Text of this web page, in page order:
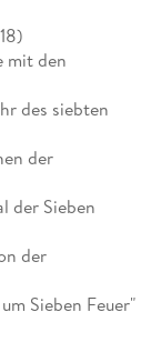
mit den
des siebten
der
der Sieben
der
Sieben Feuer"